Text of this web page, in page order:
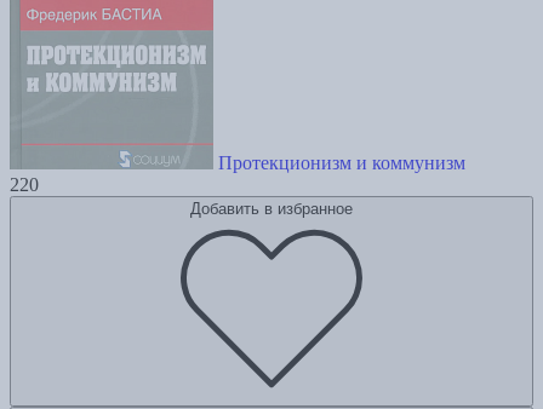
Протекционизм и коммунизм
220
Добавить в избранное